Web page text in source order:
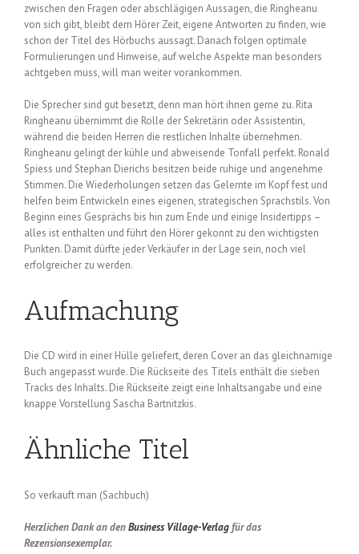
zwischen den Fragen oder abschlägigen Aussagen, die Ringheanu
von sich gibt, bleibt dem Hörer Zeit, eigene Antworten zu finden, wie
schon der Titel des Hörbuchs aussagt. Danach folgen optimale
Formulierungen und Hinweise, auf welche Aspekte man besonders
achtgeben muss, will man weiter vorankommen.
Die Sprecher sind gut besetzt, denn man hört ihnen gerne zu. Rita
Ringheanu übernimmt die Rolle der Sekretärin oder Assistentin,
während die beiden Herren die restlichen Inhalte übernehmen.
Ringheanu gelingt der kühle und abweisende Tonfall perfekt. Ronald
Spiess und Stephan Dierichs besitzen beide ruhige und angenehme
Stimmen. Die Wiederholungen setzen das Gelernte im Kopf fest und
helfen beim Entwickeln eines eigenen, strategischen Sprachstils. Von
Beginn eines Gesprächs bis hin zum Ende und einige Insidertipps –
alles ist enthalten und führt den Hörer gekonnt zu den wichtigsten
Punkten. Damit dürfte jeder Verkäufer in der Lage sein, noch viel
erfolgreicher zu werden.
Aufmachung
Die CD wird in einer Hülle geliefert, deren Cover an das gleichnamige
Buch angepasst wurde. Die Rückseite des Titels enthält die sieben
Tracks des Inhalts. Die Rückseite zeigt eine Inhaltsangabe und eine
knappe Vorstellung Sascha Bartnitzkis.
Ähnliche Titel
So verkauft man (Sachbuch)
Herzlichen Dank an denBusiness Village-Verlagfür das
Rezensionsexemplar.